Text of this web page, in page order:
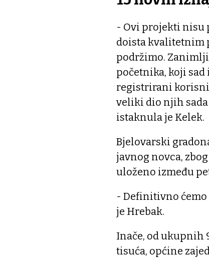
- Ovi projekti nisu
doista kvalitetnim
podržimo.
početnika, koji
registrirani
veliki dio njih
istaknula je Kelek.
Bjelovarski
javnog novca,
uloženo između
- Definitivno
je Hrebak.
Inače, od ukupnih
tisuća, općine